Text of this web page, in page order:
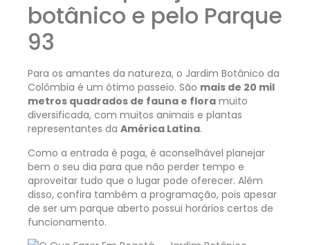
botânico e pelo Parque
93
Para os amantes da natureza, o Jardim Botânico da
Colômbia é um ótimo passeio. São mais de 20 mil
metros quadrados de fauna e flora muito
diversificada, com muitos animais e plantas
representantes da América Latina.
Como a entrada é paga, é aconselhável planejar
bem o seu dia para que não perder tempo e
aproveitar tudo que o lugar pode oferecer. Além
disso, confira também a programação, pois apesar
de ser um parque aberto possui horários certos de
funcionamento.